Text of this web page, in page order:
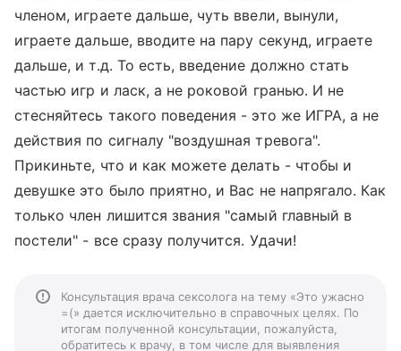
членом, играете дальше, чуть ввели, вынули,
играете дальше, вводите на пару секунд, играете
дальше, и т.д. То есть, введение должно стать
частью игр и ласк, а не роковой гранью. И не
стесняйтесь такого поведения - это же ИГРА, а не
действия по сигналу "воздушная тревога".
Прикиньте, что и как можете делать - чтобы и
девушке это было приятно, и Вас не напрягало. Как
только член лишится звания "самый главный в
постели" - все сразу получится. Удачи!
Консультация врача сексолога на тему «Это ужасно
=(» дается исключительно в справочных целях. По
итогам полученной консультации, пожалуйста,
обратитесь к врачу, в том числе для выявления